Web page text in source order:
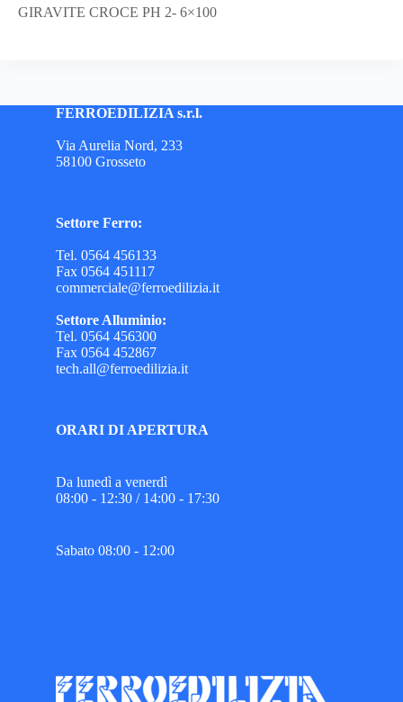
GIRAVITE CROCE PH 2- 6×100
FERROEDILIZIA s.r.l.
Via Aurelia Nord, 233
58100 Grosseto
Settore Ferro:
Tel. 0564 456133
Fax 0564 451117
commerciale@ferroedilizia.it
Settore Alluminio:
Tel. 0564 456300
Fax 0564 452867
tech.all@ferroedilizia.it
ORARI DI APERTURA
Da lunedì a venerdì
08:00 - 12:30 / 14:00 - 17:30
Sabato 08:00 - 12:00